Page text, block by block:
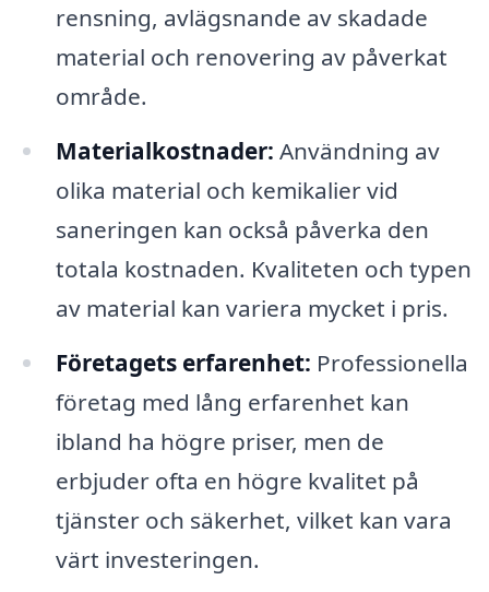
rensning, avlägsnande av skadade
material och renovering av påverkat
område.
Materialkostnader: Användning av
olika material och kemikalier vid
saneringen kan också påverka den
totala kostnaden. Kvaliteten och typen
av material kan variera mycket i pris.
Företagets erfarenhet: Professionella
företag med lång erfarenhet kan
ibland ha högre priser, men de
erbjuder ofta en högre kvalitet på
tjänster och säkerhet, vilket kan vara
värt investeringen.